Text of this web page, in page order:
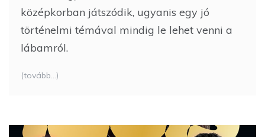
középkorban játszódik, ugyanis egy jó
történelmi témával mindig le lehet venni a
lábamról.
(tovább…)